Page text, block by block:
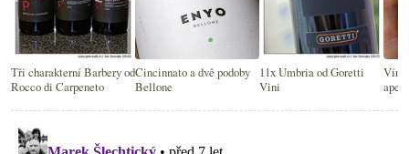
Tři charakterní Barbery od
Rocco di Carpeneto
Cincinnato a dvě podoby
Bellone
11x Umbria od Goretti
Vini
Vína